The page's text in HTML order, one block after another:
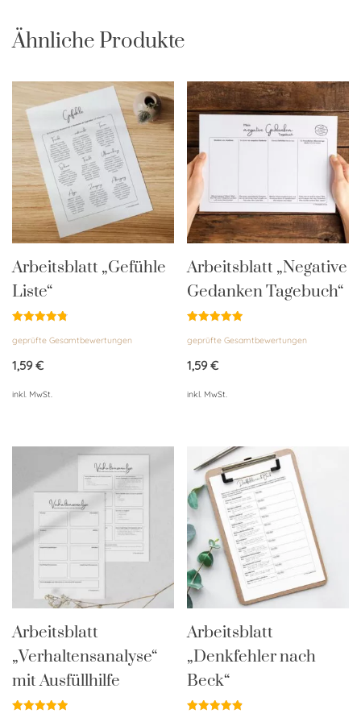
Ähnliche Produkte
Arbeitsblatt „Gefühle
Liste“
mit
von 5
geprüfte Gesamtbewertungen
1,59€
inkl. MwSt.
Arbeitsblatt „Negative
Gedanken Tagebuch“
mit
von 5
geprüfte Gesamtbewertungen
1,59€
inkl. MwSt.
Arbeitsblatt
„Verhaltensanalyse“
mit Ausfüllhilfe
Arbeitsblatt
„Denkfehler nach
Beck“